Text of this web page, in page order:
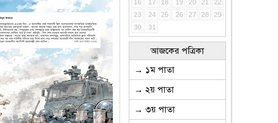
16
17 18 19 20 21
22
23
24 25 26 27 28
29
30
31
আজকের পত্রিকা
→ ১ম পাতা
→ ২য় পাতা
→ ৩য় পাতা